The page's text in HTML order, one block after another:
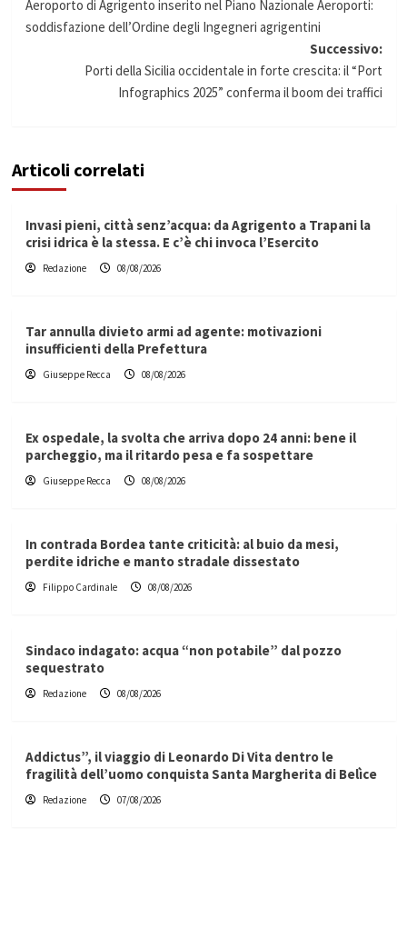
articolo
Aeroporto di Agrigento inserito nel Piano Nazionale Aeroporti:
soddisfazione dell’Ordine degli Ingegneri agrigentini
Successivo:
Porti della Sicilia occidentale in forte crescita: il “Port
Infographics 2025” conferma il boom dei traffici
Articoli correlati
Invasi pieni, città senz’acqua: da Agrigento a Trapani la
crisi idrica è la stessa. E c’è chi invoca l’Esercito
Redazione 08/08/2026
Tar annulla divieto armi ad agente: motivazioni
insufficienti della Prefettura
Giuseppe Recca 08/08/2026
Ex ospedale, la svolta che arriva dopo 24 anni: bene il
parcheggio, ma il ritardo pesa e fa sospettare
Giuseppe Recca 08/08/2026
In contrada Bordea tante criticità: al buio da mesi,
perdite idriche e manto stradale dissestato
Filippo Cardinale 08/08/2026
Sindaco indagato: acqua “non potabile” dal pozzo
sequestrato
Redazione 08/08/2026
Addictus”, il viaggio di Leonardo Di Vita dentro le
fragilità dell’uomo conquista Santa Margherita di Belìce
Redazione 07/08/2026